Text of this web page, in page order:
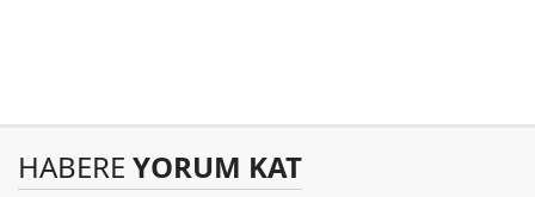
HABERE YORUM KAT